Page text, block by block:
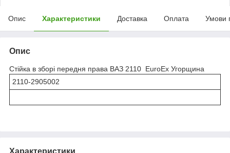
Опис Характеристики Доставка Оплата Умови
Опис
Стійка в зборі передня права ВАЗ 2110 EuroEx Угорщина
2110-2905002
Характеристики